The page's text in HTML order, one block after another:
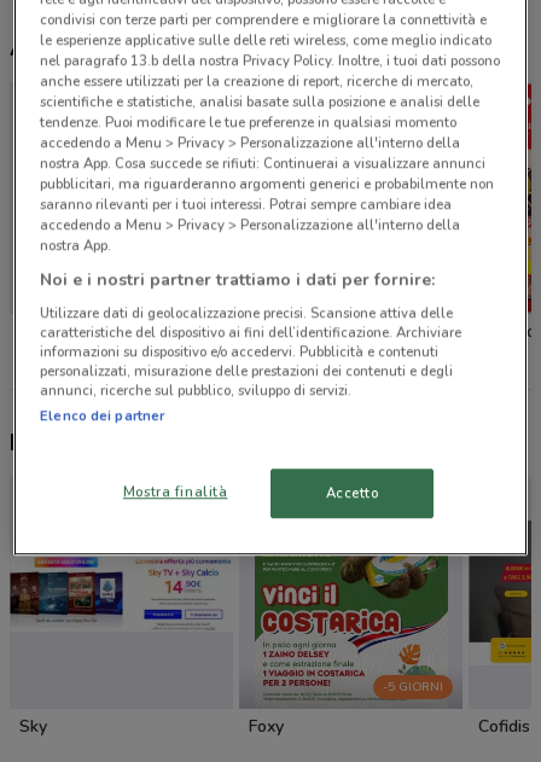
Altri volantini nelle vicinanze
Conad Spazio Conad
Nuovi prodotti da provare
Sky
-5 GIORNI
Foxy Cofidis
condivisi con terze parti per comprendere e migliorare la connettività e
le esperienze applicative sulle delle reti wireless, come meglio indicato
nel paragrafo 13.b della nostra Privacy Policy. Inoltre, i tuoi dati possono
anche essere utilizzati per la creazione di report, ricerche di mercato,
scientifiche e statistiche, analisi basate sulla posizione e analisi delle
tendenze. Puoi modificare le tue preferenze in qualsiasi momento
accedendo a Menu > Privacy > Personalizzazione all'interno della
nostra App. Cosa succede se rifiuti: Continuerai a visualizzare annunci
pubblicitari, ma riguarderanno argomenti generici e probabilmente non
saranno rilevanti per i tuoi interessi. Potrai sempre cambiare idea
accedendo a Menu > Privacy > Personalizzazione all'interno della
nostra App.
Noi e i nostri partner trattiamo i dati per fornire:
Utilizzare dati di geolocalizzazione precisi. Scansione attiva delle
caratteristiche del dispositivo ai fini dell’identificazione. Archiviare
informazioni su dispositivo e/o accedervi. Pubblicità e contenuti
personalizzati, misurazione delle prestazioni dei contenuti e degli
annunci, ricerche sul pubblico, sviluppo di servizi.
Elenco dei partner
Mostra finalità Accetto